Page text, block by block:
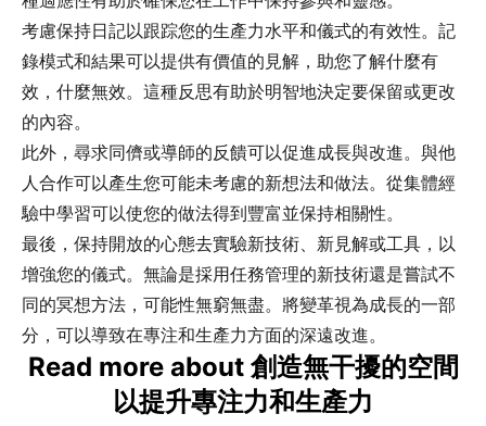
考慮保持日記以跟踪您的生產力水平和儀式的有效性。記
錄模式和結果可以提供有價值的見解，助您了解什麼有
效，什麼無效。這種反思有助於明智地決定要保留或更改
的內容。
此外，尋求同儕或導師的反饋可以促進成長與改進。與他
人合作可以產生您可能未考慮的新想法和做法。從集體經
驗中學習可以使您的做法得到豐富並保持相關性。
最後，保持開放的心態去實驗新技術、新見解或工具，以
增強您的儀式。無論是採用任務管理的新技術還是嘗試不
同的冥想方法，可能性無窮無盡。將變革視為成長的一部
分，可以導致在專注和生產力方面的深遠改進。
Read more about 創造無干擾的空間
以提升專注力和生產力